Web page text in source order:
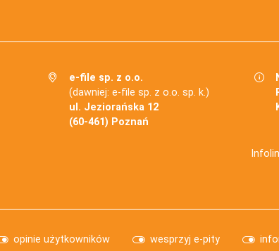
e-file sp. z o.o.
(dawniej: e-file sp. z o.o. sp. k.)
ul. Jeziorańska 12
(60-461) Poznań
opinie użytkowników wesprzyj e-pity